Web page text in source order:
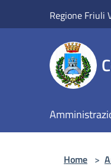
Regione Friuli
Home >